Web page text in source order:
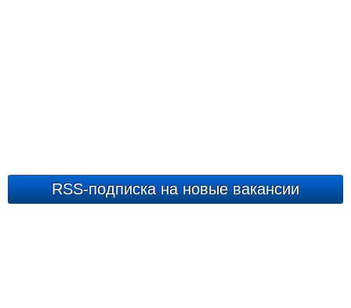
RSS-подписка на новые вакансии